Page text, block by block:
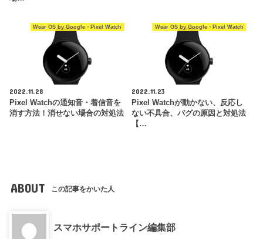
Wear OS by Google・Pixel Watch
2022.11.28
Pixel Watchの通知音・着信音を
消す方法！消せない場合の対処法
Wear OS by Google・Pixel Watch
2022.11.23
Pixel Watchが動かない、反応し
ない不具合、バグの原因と対処法
【…
ABOUT この記事をかいた人
スマホサポートライン編集部